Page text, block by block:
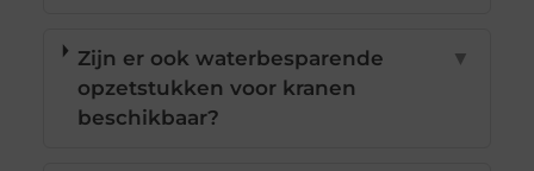
Zijn er ook waterbesparende
opzetstukken voor kranen
beschikbaar?
▼